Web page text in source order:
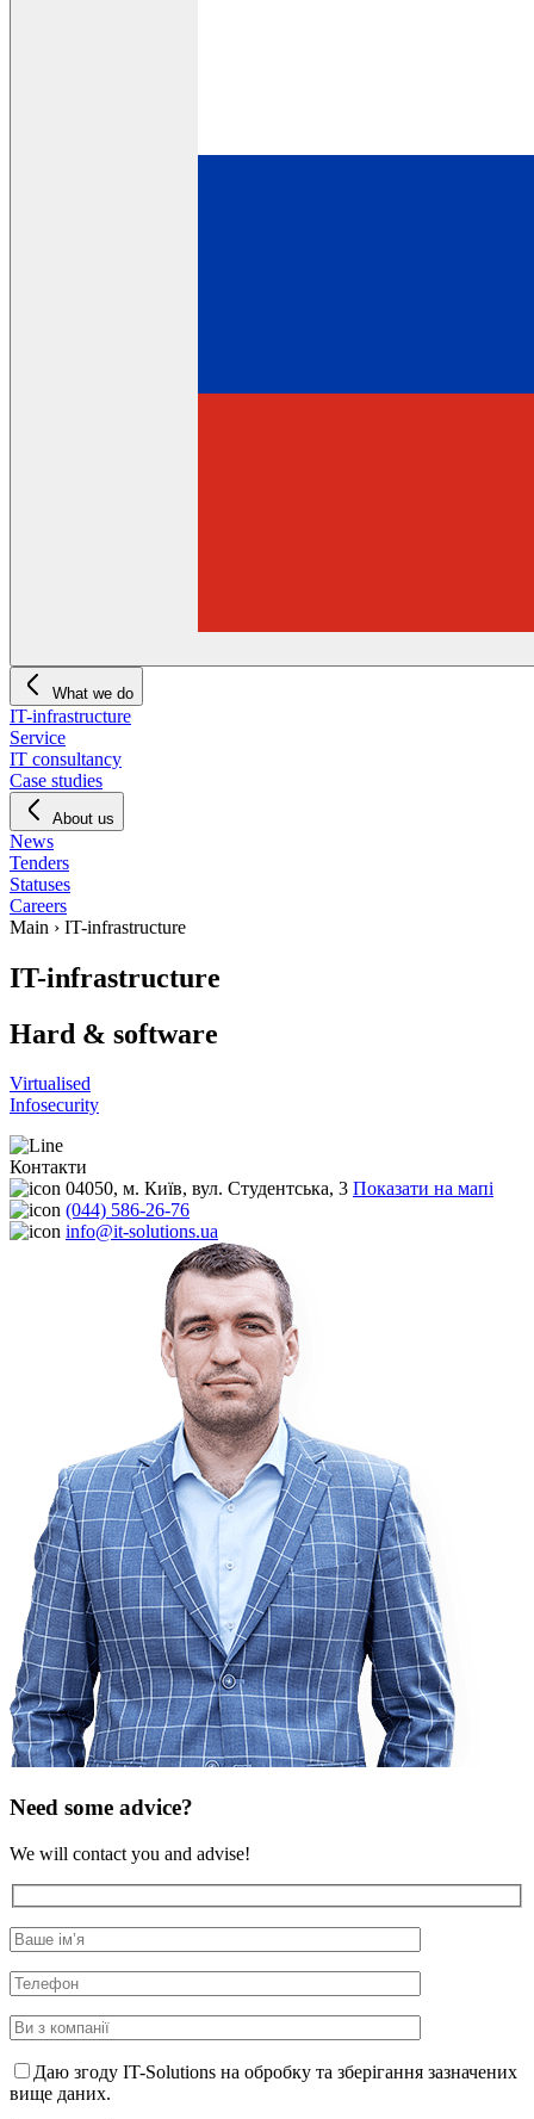
What we do
IT-infrastructure
Service
IT consultancy
Case studies
About us
News
Tenders
Statuses
Careers
Main › IT-infrastructure
IT-infrastructure
Hard & software
Virtualised
Infosecurity
Контакти
04050, м. Київ, вул. Студентська, 3 Показати на мапі
(044) 586-26-76
info@it-solutions.ua
Need some advice?
We will contact you and advise!
Даю згоду IT-Solutions на обробку та зберігання зазначених
вище даних.